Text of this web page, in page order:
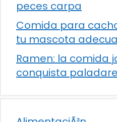
peces carpa
Comida para
tu mascota
Ramen: la comida
conquista